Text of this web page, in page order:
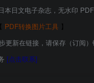
本日文电子杂志，无水印
【 PDF转换图片工具 】
更新在链接，请保存（订阅
[点击联系]